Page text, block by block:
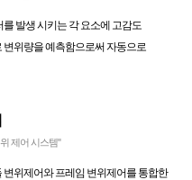
발생 시키는 각 요소에 고감도
변위량을 예측함으로써 자동으로
제어 시스템"
위제어와 프레임 변위제어를 통합한